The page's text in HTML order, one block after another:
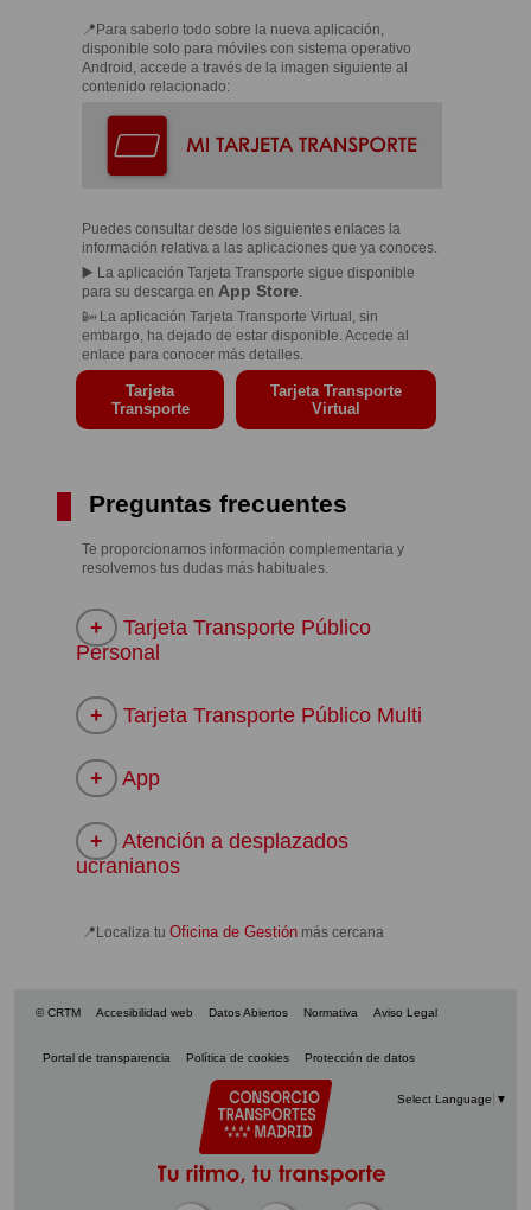
📍Para saberlo todo sobre la nueva aplicación,
disponible solo para móviles con sistema operativo
Android, accede a través de la imagen siguiente al
contenido relacionado:
Puedes consultar desde los siguientes enlaces la
información relativa a las aplicaciones que ya conoces.
▶️ La aplicación Tarjeta Transporte sigue disponible
para su descarga enApp Store.
📴 La aplicación Tarjeta Transporte Virtual, sin
embargo, ha dejado de estar disponible. Accede al
enlace para conocer más detalles.
Tarjeta
Transporte
Tarjeta Transporte
Virtual
Preguntas frecuentes
Te proporcionamos información complementaria y
resolvemos tus dudas más habituales.
Tarjeta Transporte Público
Personal
Tarjeta Transporte Público Multi
App
Atención a desplazados
ucranianos
📍Localiza tuOficina de Gestión más cercana
© CRTM Accesibilidad web Datos Abiertos Normativa Aviso Legal
Portal de transparencia Política de cookies Protección de datos
Select Language ▼